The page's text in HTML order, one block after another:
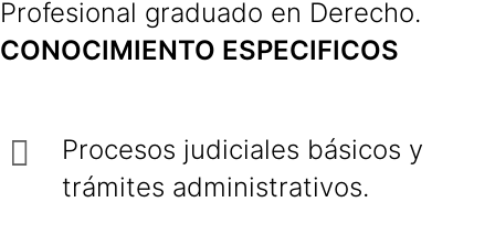
Profesional graduado en Derecho.
CONOCIMIENTO ESPECIFICOS
Procesos judiciales básicos y
trámites administrativos.